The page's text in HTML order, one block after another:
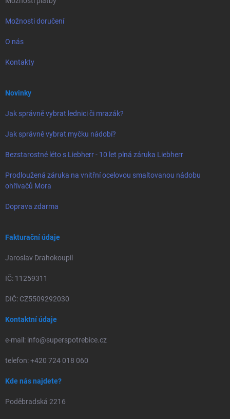
Možnosti doručení
O nás
Kontakty
Novinky
Jak správně vybrat lednici či mrazák?
Jak správně vybrat myčku nádobí?
Bezstarostné léto s Liebherr - 10 let plná záruka Liebherr
Prodloužená záruka na vnitřní ocelovou smaltovanou nádobu
ohřívačů Mora
Doprava zdarma
Fakturační údaje
Jaroslav Drahokoupil
IČ: 11259311
DIČ: CZ5509292030
Kontaktní údaje
e-mail: info@superspotrebice.cz
telefon: +420 724 018 060
Kde nás najdete?
Poděbradská 2216